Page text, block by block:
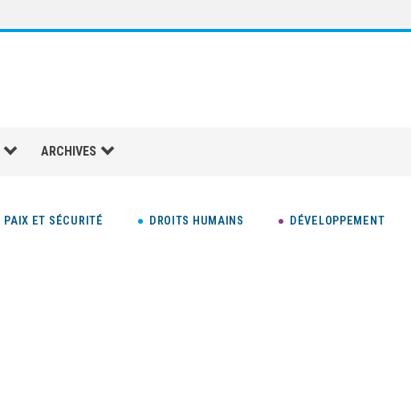
ARCHIVES
PAIX ET SÉCURITÉ DROITS HUMAINS DÉVELOPPEMENT